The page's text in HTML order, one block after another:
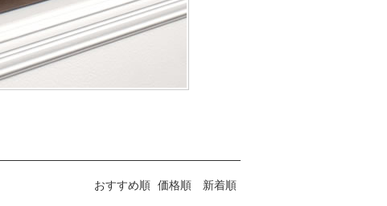
おすすめ順 価格順 新着順